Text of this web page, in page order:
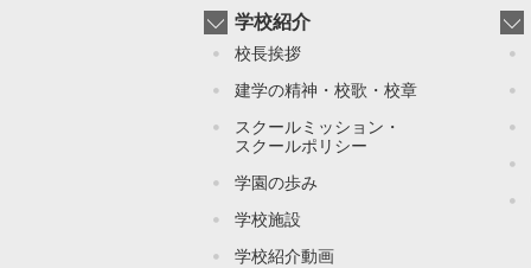
学校紹介
校長挨拶
建学の精神・校歌・校章
スクールミッション・
スクールポリシー
学園の歩み
学校施設
学校紹介動画